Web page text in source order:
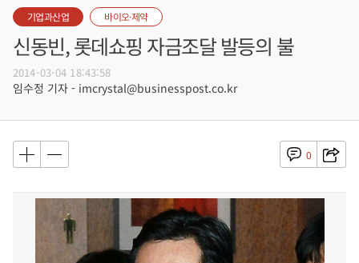
기업과산업 바이오·제약
신동빈, 롯데쇼핑 자금조달 발등의 불
2014-03-04 18:43:58
임수정 기자 - imcrystal@businesspost.co.kr
0